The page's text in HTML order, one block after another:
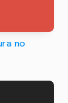
no